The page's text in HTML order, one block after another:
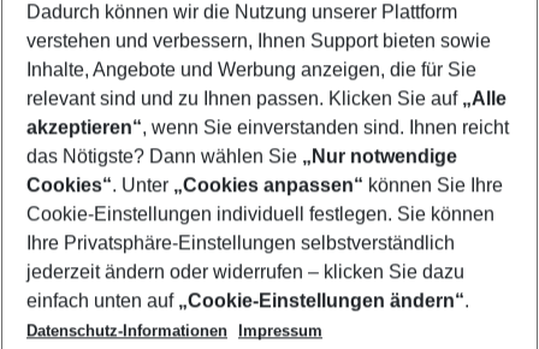
Who will travel
2 adults No children
Show more filter
Footer
Footer navigation
Title A
Dadurch können wir die Nutzung unserer Plattform
verstehen und verbessern, Ihnen Support bieten sowie
Inhalte, Angebote und Werbung anzeigen, die für Sie
relevant sind und zu Ihnen passen. Klicken Sie auf „Alle
akzeptieren“, wenn Sie einverstanden sind. Ihnen reicht
das Nötigste? Dann wählen Sie „Nur notwendige
Cookies“. Unter „Cookies anpassen“ können Sie Ihre
Cookie-Einstellungen individuell festlegen. Sie können
Ihre Privatsphäre-Einstellungen selbstverständlich
jederzeit ändern oder widerrufen – klicken Sie dazu
einfach unten auf „Cookie-Einstellungen ändern“.
Datenschutz-Informationen
Impressum